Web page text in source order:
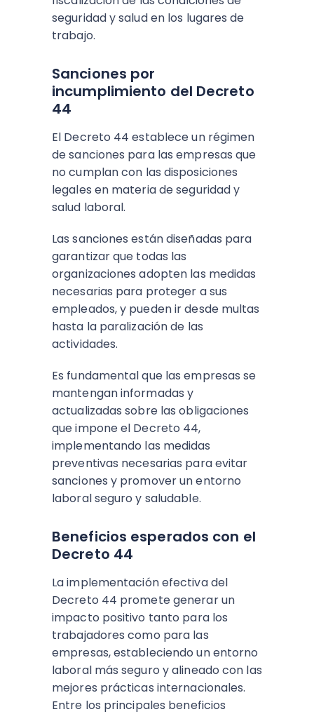
seguridad y salud en los lugares de
trabajo.
Sanciones por
incumplimiento del Decreto
44
El Decreto 44 establece un régimen
de sanciones para las empresas que
no cumplan con las disposiciones
legales en materia de seguridad y
salud laboral.
Las sanciones están diseñadas para
garantizar que todas las
organizaciones adopten las medidas
necesarias para proteger a sus
empleados, y pueden ir desde multas
hasta la paralización de las
actividades.
Es fundamental que las empresas se
mantengan informadas y
actualizadas sobre las obligaciones
que impone el Decreto 44,
implementando las medidas
preventivas necesarias para evitar
sanciones y promover un entorno
laboral seguro y saludable.
Beneficios esperados con el
Decreto 44
La implementación efectiva del
Decreto 44 promete generar un
impacto positivo tanto para los
trabajadores como para las
empresas, estableciendo un entorno
laboral más seguro y alineado con las
mejores prácticas internacionales.
Entre los principales beneficios